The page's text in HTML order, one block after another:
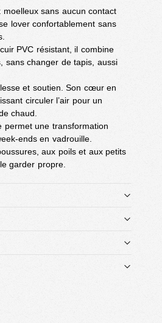
sans aucun contact
lover confortablement sans
PVC résistant, il combine
sans changer de tapis, aussi
et soutien. Son cœur en
circuler l’air pour un
chaud.
permet une transformation
ends en vadrouille.
aux poils et aux petits
garder propre.